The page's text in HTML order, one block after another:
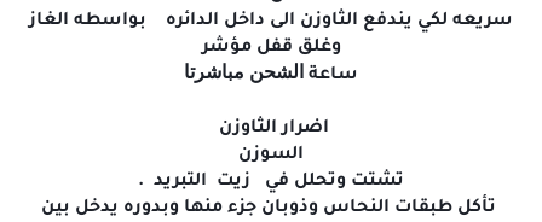
سريعه لكي يندفع الثاوزن الى داخل الدائره بواسطه الغاز
وغلق قفل مؤشر
ساعة الشحن مباشرتا
اضرار الثاوزن
السوزن
تشتت وتحلل في زيت التبريد .
تأكل طبقات النحاس وذوبان جزء منها وبدوره يدخل بين